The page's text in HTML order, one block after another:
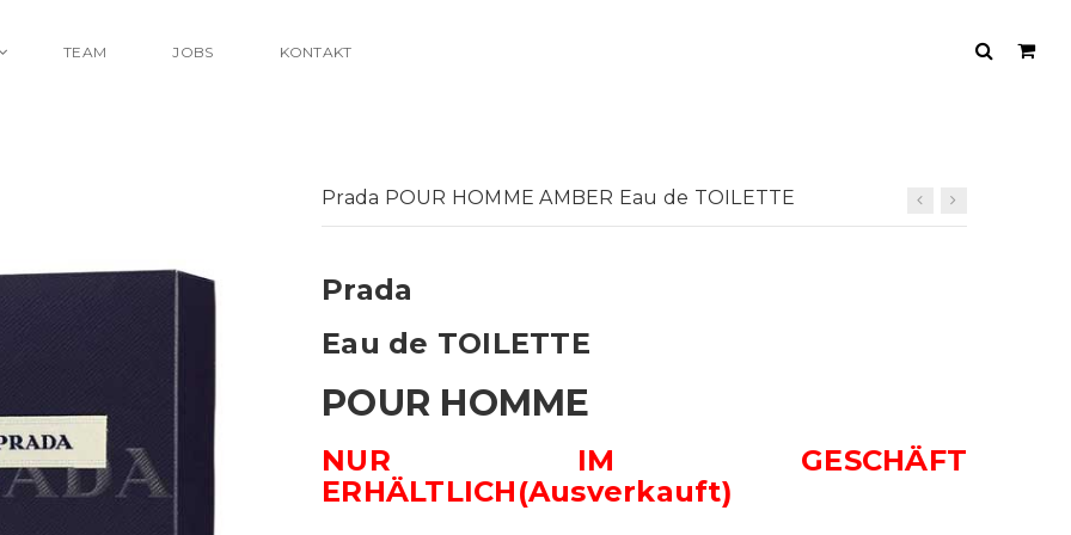
TEAM JOBS KONTAKT
Prada POUR HOMME AMBER Eau de TOILETTE
Prada
Eau de TOILETTE
POUR HOMME
NUR IM GESCHÄFT
ERHÄLTLICH(Ausverkauft)